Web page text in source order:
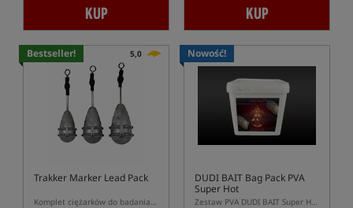
KUP KUP
Bestseller! 5,0
Trakker Marker Lead Pack
Komplet ciężarków do badania dna
Nowość!
DUDI BAIT Bag Pack PVA
Super Hot
Zestaw PVA DUDI BAIT Super Hot Pack z zanętą i atraktorem